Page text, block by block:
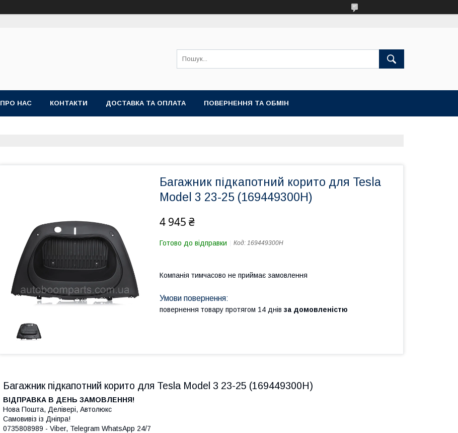
ПРО НАС КОНТАКТИ ДОСТАВКА ТА ОПЛАТА ПОВЕРНЕННЯ ТА ОБМІН
Багажник підкапотний корито для Tesla
Model 3 23-25 (169449300H)
4 945 ₴
Готово до відправки Код: 169449300H
Компанія тимчасово не приймає замовлення
повернення товару протягом 14 днів за домовленістю
Багажник підкапотний корито для Tesla Model 3 23-25 (169449300H)
ВІДПРАВКА В ДЕНЬ ЗАМОВЛЕННЯ!
Нова Пошта, Делівері, Автолюкс
Самовивіз із Дніпра!
0735808989 - Viber, Telegram WhatsApp 24/7